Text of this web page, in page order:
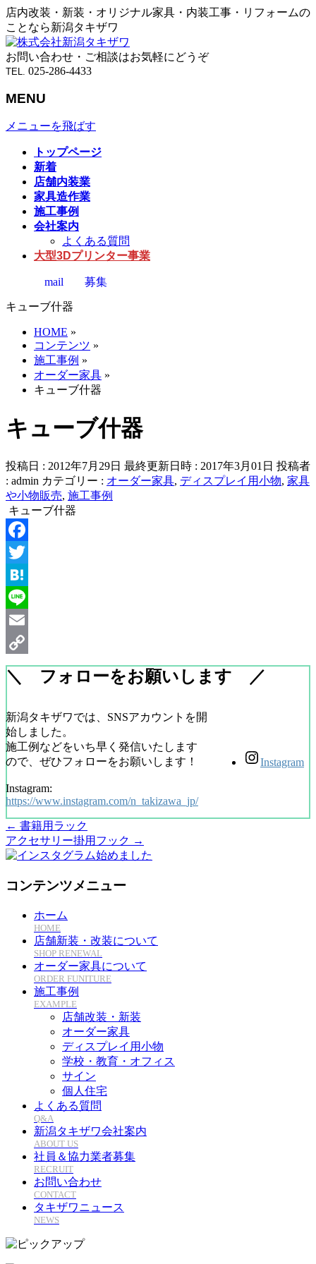
店内改装・新装・オリジナル家具・内装工事・リフォームの
ことなら新潟タキザワ
お問い合わせ・ご相談はお気軽にどうぞ
TEL. 025-286-4433
MENU
メニューを飛ばす
トップページ
新着
店舗内装業
家具造作業
施工事例
会社案内
よくある質問
大型3Dプリンター事業
mail 募集
キューブ什器
HOME »
コンテンツ »
施工事例 »
オーダー家具 »
キューブ什器
キューブ什器
投稿日 : 2012年7月29日 最終更新日時 : 2017年3月01日 投稿者
: admin カテゴリー : オーダー家具, ディスプレイ用小物, 家具
や小物販売, 施工事例
キューブ什器
Facebook
Twitter
Hatena
Line
Email
Copy
Link
＼ フォローをお願いします ／
新潟タキザワでは、SNSアカウントを開
始しました。
施工例などをいち早く発信いたします
ので、ぜひフォローをお願いします！
Instagram:
https://www.instagram.com/n_takizawa_jp/
Instagram
← 書籍用ラック
アクセサリー掛用フック →
コンテンツメニュー
ホーム
HOME
店舗新装・改装について
SHOP RENEWAL
オーダー家具について
ORDER FUNITURE
施工事例
EXAMPLE
店舗改装・新装
オーダー家具
ディスプレイ用小物
学校・教育・オフィス
サイン
個人住宅
よくある質問
Q&A
新潟タキザワ会社案内
ABOUT US
社員＆協力業者募集
RECRUIT
お問い合わせ
CONTACT
タキザワニュース
NEWS